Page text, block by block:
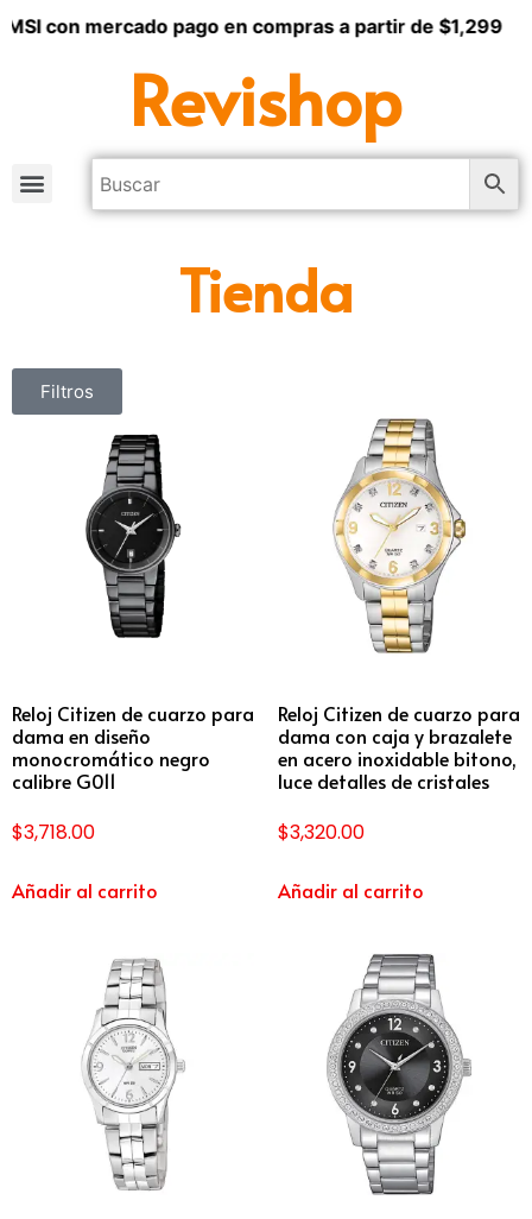
con mercado pago en compras a partir de $1,299
Revishop
Tienda
Filtros
Reloj Citizen de cuarzo para
dama en diseño
monocromático negro
calibre G011
$3,718.00
Añadir al carrito
Reloj Citizen de cuarzo para
dama con caja y brazalete
en acero inoxidable bitono,
luce detalles de cristales
$3,320.00
Añadir al carrito